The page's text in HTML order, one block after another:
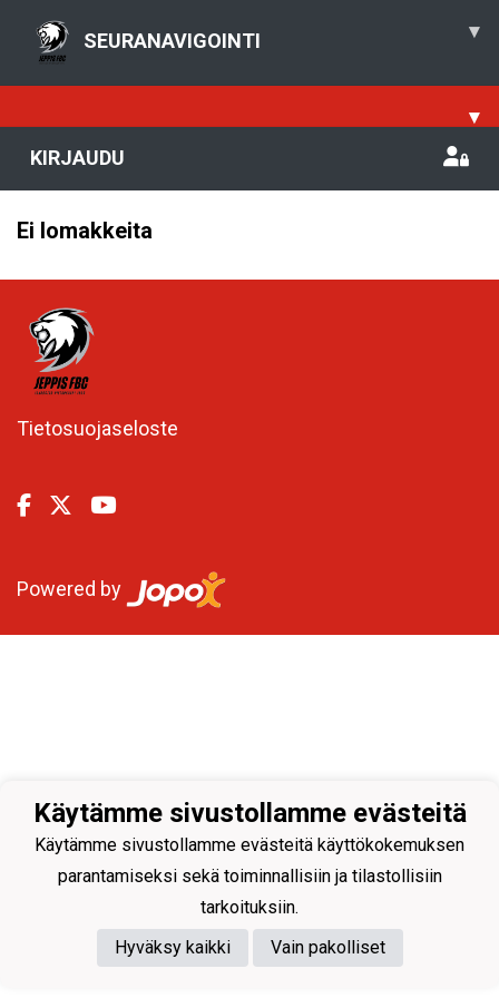
SEURANAVIGOINTI ▾
▾
KIRJAUDU
Ei lomakkeita
Tietosuojaseloste
Powered by
Käytämme sivustollamme evästeitä
Käytämme sivustollamme evästeitä käyttökokemuksen
parantamiseksi sekä toiminnallisiin ja tilastollisiin
tarkoituksiin.
Hyväksy kaikki
Vain pakolliset